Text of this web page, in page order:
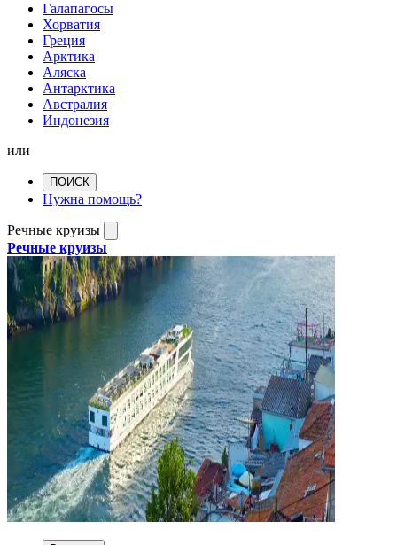
Галапагосы
Хорватия
Греция
Арктика
Аляска
Антарктика
Австралия
Индонезия
или
ПОИСК
Нужна помощь?
Речные круизы
Речные круизы